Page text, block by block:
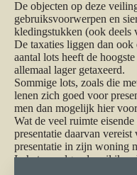
De objecten op deze
gebruiksvoorwerpen en
kledingstukken (ook deels
De taxaties liggen dan ook
aantal lots heeft de
allemaal lager getaxeerd.
Sommige lots, zoals die
lenen zich goed voor
men dan mogelijk hier
Wat de veel ruimte
presentatie daarvan
presentatie in zijn woning
In het navolgende wil ik